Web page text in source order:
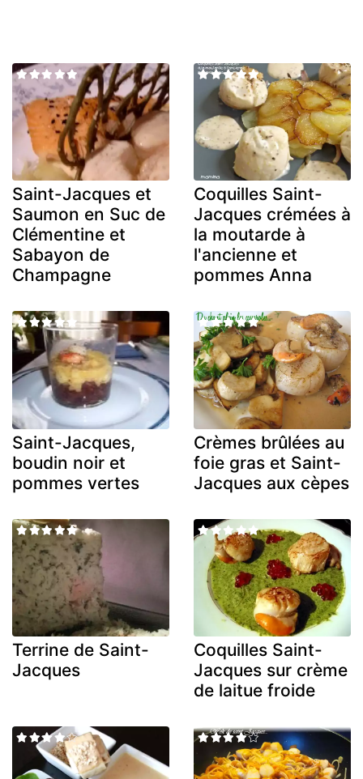
Saint-Jacques et
Saumon en Suc de
Clémentine et
Sabayon de
Champagne
Coquilles Saint-
Jacques crémées à
la moutarde à
l'ancienne et
pommes Anna
Saint-Jacques,
boudin noir et
pommes vertes
Crèmes brûlées au
foie gras et Saint-
Jacques aux cèpes
Terrine de Saint-
Jacques
Coquilles Saint-
Jacques sur crème
de laitue froide